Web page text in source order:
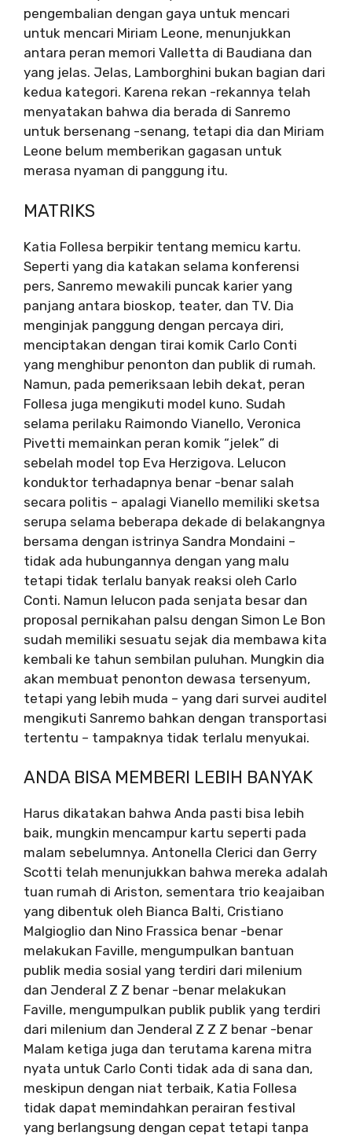
pengembalian dengan gaya untuk mencari
untuk mencari Miriam Leone, menunjukkan
antara peran memori Valletta di Baudiana dan
yang jelas. Jelas, Lamborghini bukan bagian dari
kedua kategori. Karena rekan -rekannya telah
menyatakan bahwa dia berada di Sanremo
untuk bersenang -senang, tetapi dia dan Miriam
Leone belum memberikan gagasan untuk
merasa nyaman di panggung itu.
MATRIKS
Katia Follesa berpikir tentang memicu kartu.
Seperti yang dia katakan selama konferensi
pers, Sanremo mewakili puncak karier yang
panjang antara bioskop, teater, dan TV. Dia
menginjak panggung dengan percaya diri,
menciptakan dengan tirai komik Carlo Conti
yang menghibur penonton dan publik di rumah.
Namun, pada pemeriksaan lebih dekat, peran
Follesa juga mengikuti model kuno. Sudah
selama perilaku Raimondo Vianello, Veronica
Pivetti memainkan peran komik “jelek” di
sebelah model top Eva Herzigova. Lelucon
konduktor terhadapnya benar -benar salah
secara politis – apalagi Vianello memiliki sketsa
serupa selama beberapa dekade di belakangnya
bersama dengan istrinya Sandra Mondaini –
tidak ada hubungannya dengan yang malu
tetapi tidak terlalu banyak reaksi oleh Carlo
Conti. Namun lelucon pada senjata besar dan
proposal pernikahan palsu dengan Simon Le Bon
sudah memiliki sesuatu sejak dia membawa kita
kembali ke tahun sembilan puluhan. Mungkin dia
akan membuat penonton dewasa tersenyum,
tetapi yang lebih muda – yang dari survei auditel
mengikuti Sanremo bahkan dengan transportasi
tertentu – tampaknya tidak terlalu menyukai.
ANDA BISA MEMBERI LEBIH BANYAK
Harus dikatakan bahwa Anda pasti bisa lebih
baik, mungkin mencampur kartu seperti pada
malam sebelumnya. Antonella Clerici dan Gerry
Scotti telah menunjukkan bahwa mereka adalah
tuan rumah di Ariston, sementara trio keajaiban
yang dibentuk oleh Bianca Balti, Cristiano
Malgioglio dan Nino Frassica benar -benar
melakukan Faville, mengumpulkan bantuan
publik media sosial yang terdiri dari milenium
dan Jenderal Z Z benar -benar melakukan
Faville, mengumpulkan publik publik yang terdiri
dari milenium dan Jenderal Z Z Z benar -benar
Malam ketiga juga dan terutama karena mitra
nyata untuk Carlo Conti tidak ada di sana dan,
meskipun dengan niat terbaik, Katia Follesa
tidak dapat memindahkan perairan festival
yang berlangsung dengan cepat tetapi tanpa